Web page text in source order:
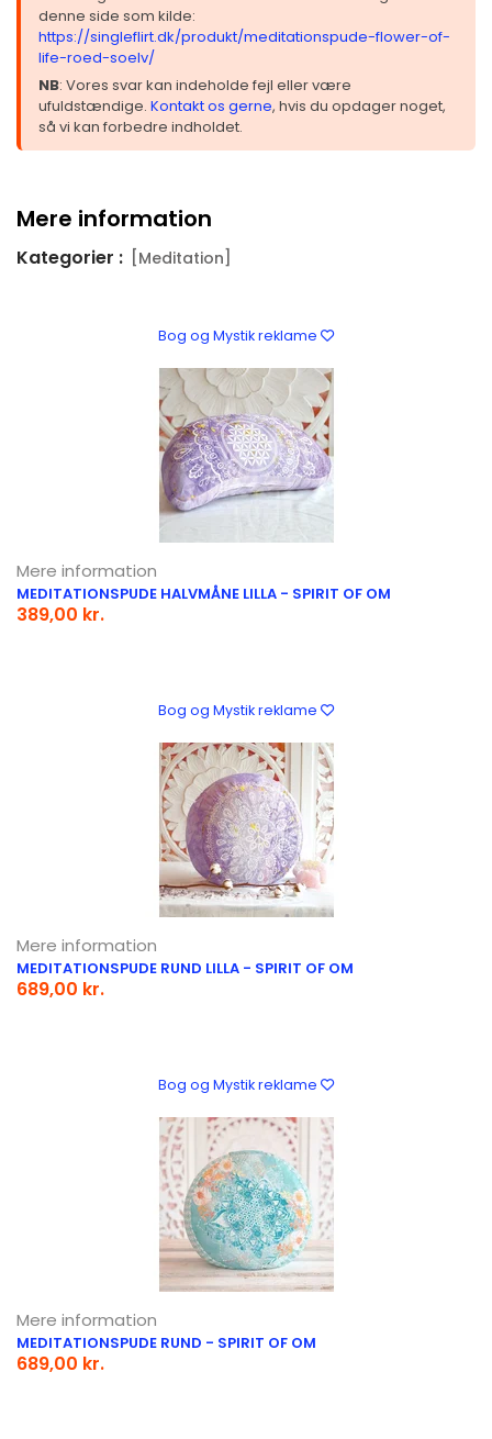
denne side som kilde:
https://singleflirt.dk/produkt/meditationspude-flower-of-
life-roed-soelv/
NB: Vores svar kan indeholde fejl eller være
ufuldstændige. Kontakt os gerne, hvis du opdager noget,
så vi kan forbedre indholdet.
Mere information
Kategorier : [Meditation]
Bog og Mystik reklame
Mere information
MEDITATIONSPUDE HALVMÅNE LILLA - SPIRIT OF OM
389,00 kr.
Bog og Mystik reklame
Mere information
MEDITATIONSPUDE RUND LILLA - SPIRIT OF OM
689,00 kr.
Bog og Mystik reklame
Mere information
MEDITATIONSPUDE RUND - SPIRIT OF OM
689,00 kr.